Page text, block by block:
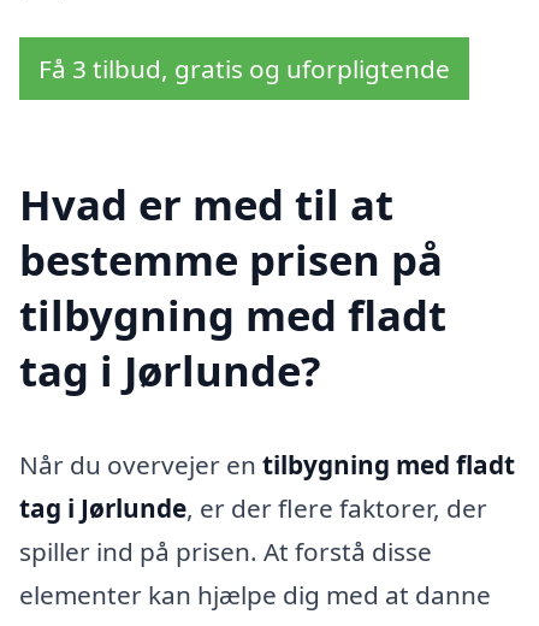
Få 3 tilbud, gratis og uforpligtende
Hvad er med til at
bestemme prisen på
tilbygning med fladt
tag i Jørlunde?
Når du overvejer en tilbygning med fladt
tag i Jørlunde, er der flere faktorer, der
spiller ind på prisen. At forstå disse
elementer kan hjælpe dig med at danne